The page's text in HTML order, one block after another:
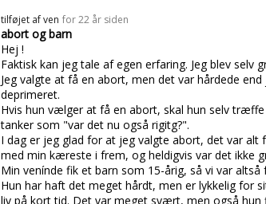
tilføjet afven for 22 år siden
abort og barn
Hej !
Faktisk kan jeg tale af egen erfaring. Jeg blev selv
Jeg valgte at få en abort, men det var hårdede
deprimeret.
Hvis hun vælger at få en abort, skal hun selv
tanker som "var det nu også rigitg?".
I dag er jeg glad for at jeg valgte abort, det var
med min kæreste i frem, og heldigvis var det ikke
Min venínde fik et barn som 15-årig, så vi var altså
Hun har haft det meget hårdt, men er lykkelig for
liv på kort tid. Det var meget svært, men også